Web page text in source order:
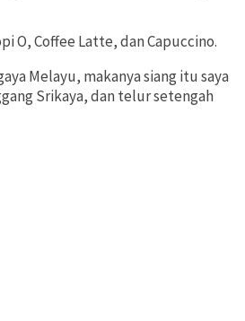
O, Coffee Latte, dan Capuccino.
Melayu, makanya siang itu saya
Srikaya, dan telur setengah